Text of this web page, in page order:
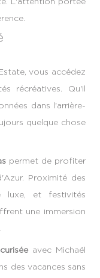
vous accédez
récréatives. Qu'il
dans l'arrière-
quelque chose
permet de profiter
Proximité des
luxe, et festivités
une immersion
avec Michaël
des vacances sans